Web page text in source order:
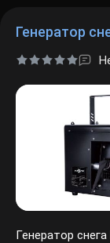
Генератор
Генератор снега